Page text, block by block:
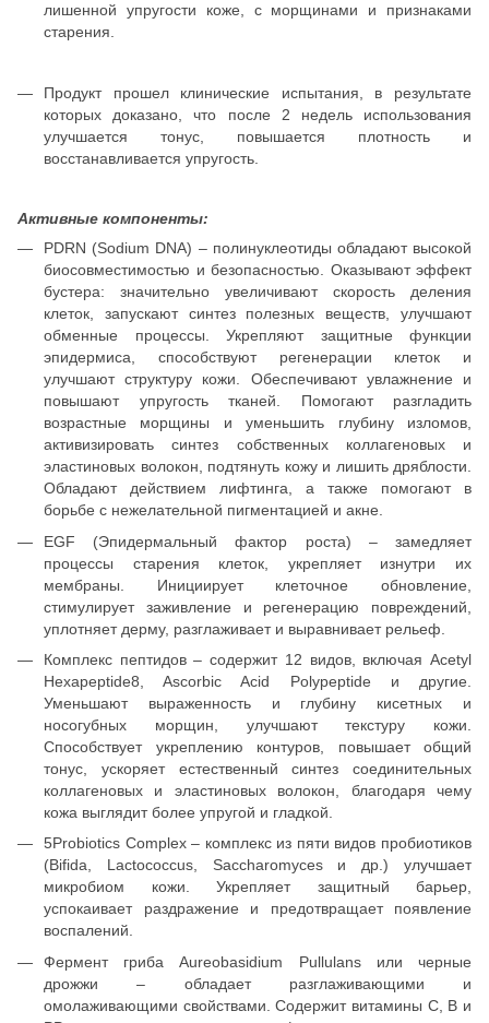
лишенной упругости коже, с морщинами и признаками
старения.
Продукт прошел клинические испытания, в результате
которых доказано, что после 2 недель использования
улучшается тонус, повышается плотность и
восстанавливается упругость.
Активные компоненты:
PDRN (Sodium DNA) – полинуклеотиды обладают высокой
биосовместимостью и безопасностью. Оказывают эффект
бустера: значительно увеличивают скорость деления
клеток, запускают синтез полезных веществ, улучшают
обменные процессы. Укрепляют защитные функции
эпидермиса, способствуют регенерации клеток и
улучшают структуру кожи. Обеспечивают увлажнение и
повышают упругость тканей. Помогают разгладить
возрастные морщины и уменьшить глубину изломов,
активизировать синтез собственных коллагеновых и
эластиновых волокон, подтянуть кожу и лишить дряблости.
Обладают действием лифтинга, а также помогают в
борьбе с нежелательной пигментацией и акне.
EGF (Эпидермальный фактор роста) – замедляет
процессы старения клеток, укрепляет изнутри их
мембраны. Инициирует клеточное обновление,
стимулирует заживление и регенерацию повреждений,
уплотняет дерму, разглаживает и выравнивает рельеф.
Комплекс пептидов – содержит 12 видов, включая Acetyl
Hexapeptide8, Ascorbic Acid Polypeptide и другие.
Уменьшают выраженность и глубину кисетных и
носогубных морщин, улучшают текстуру кожи.
Способствует укреплению контуров, повышает общий
тонус, ускоряет естественный синтез соединительных
коллагеновых и эластиновых волокон, благодаря чему
кожа выглядит более упругой и гладкой.
5Probiotics Complex – комплекс из пяти видов пробиотиков
(Bifida, Lactococcus, Saccharomyces и др.) улучшает
микробиом кожи. Укрепляет защитный барьер,
успокаивает раздражение и предотвращает появление
воспалений.
Фермент гриба Aureobasidium Pullulans или черные
дрожжи – обладает разглаживающими и
омолаживающими свойствами. Содержит витамины С, В и